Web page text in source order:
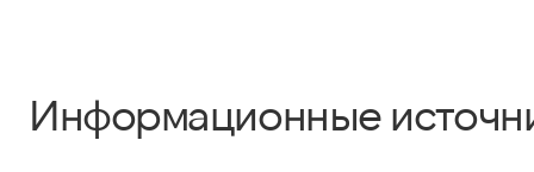
Информационные